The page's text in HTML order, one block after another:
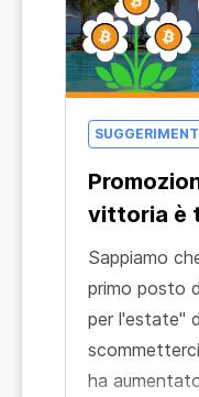
vittoria è
Sappiamo
primo posto
per l'estate"
ha